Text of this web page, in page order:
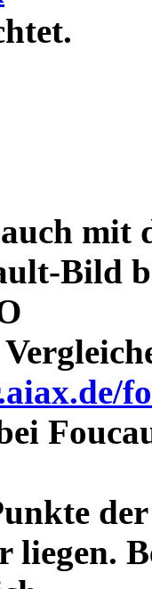
mit
Bild
liegen.